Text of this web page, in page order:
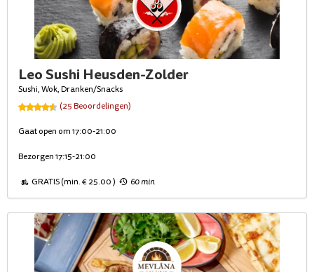
Leo Sushi Heusden-Zolder
Sushi, Wok, Dranken/Snacks
(25 Beoordelingen)
Gaat open om 17:00-21:00
Bezorgen 17:15-21:00
GRATIS (min. € 25.00 ) 60 min